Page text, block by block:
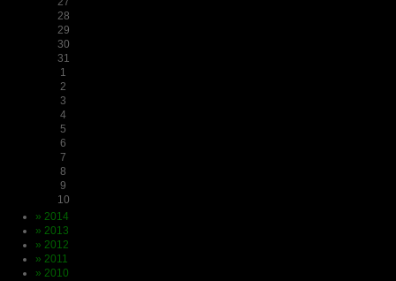
28
29
30
31
1
2
3
4
5
6
7
8
9
10
» 2014
» 2013
» 2012
» 2011
» 2010